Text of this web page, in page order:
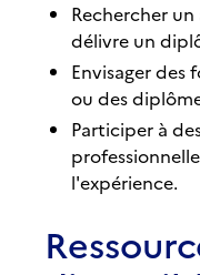
Rechercher
délivre un
Envisager des
ou des
Participer à
l'expérience.